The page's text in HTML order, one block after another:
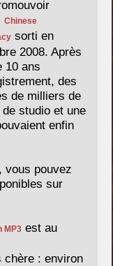
Chinese
sorti en
2008. Après
10 ans
des
de milliers de
studio et une
enfin
vous pouvez
sur
MP3 est au
chère : environ